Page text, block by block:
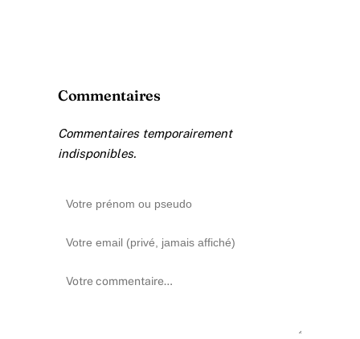
Commentaires
Commentaires temporairement
indisponibles.